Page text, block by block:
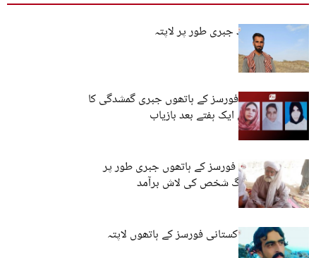
کراچی: تین افراد جبری طور پر لاپتہ
کوئٹہ: پاکستانی فورسز کے ہاتھوں جبری گمشدگی کا
شکار تین خواتین ایک ہفتے بعد بازیاب
لسبیلہ: پاکستانی فورسز کے ہاتھوں جبری طور پر
لاپتا کیے گئے بزرگ شخص کی لاش برآمد
کوئٹہ: نوجوان پاکستانی فورسز کے ہاتھوں لاپتہ